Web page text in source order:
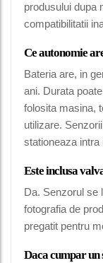
produsului dupa
compatibilitatii
Ce autonomie
Bateria are, in
ani. Durata
folosita masina,
utilizare.
stationeaza intra
Este inclusa
Da. Senzorul se
fotografia de
pregatit pentru
Daca cumpar un